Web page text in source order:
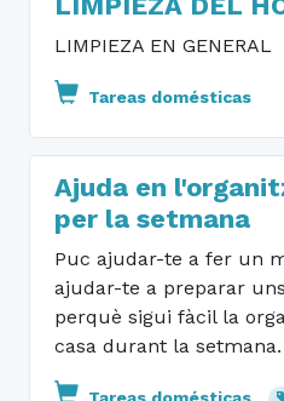
LIMPIEZA EN GENERAL
Tareas domésticas
Ajuda en
per la setmana
Puc ajudar-te a fer un
ajudar-te a preparar
perquè sigui fàcil la
casa durant la setmana.